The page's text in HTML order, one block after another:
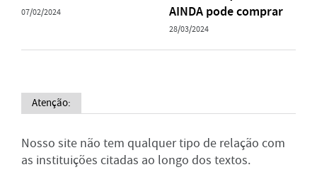
07/02/2024
AINDA pode comprar
28/03/2024
Atenção:
Nosso site não tem qualquer tipo de relação com
as instituições citadas ao longo dos textos.